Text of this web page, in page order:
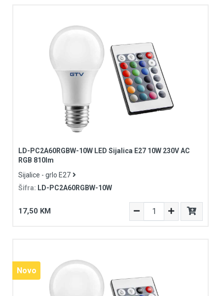
LD-PC2A60RGBW-10W LED Sijalica E27 10W 230V AC
RGB 810lm
Sijalice - grlo E27
Šifra: LD-PC2A60RGBW-10W
17,50 KM
Novo